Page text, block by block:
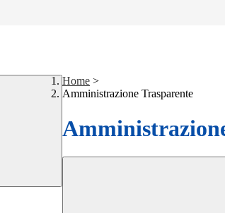
Home >
Amministrazione Trasparente